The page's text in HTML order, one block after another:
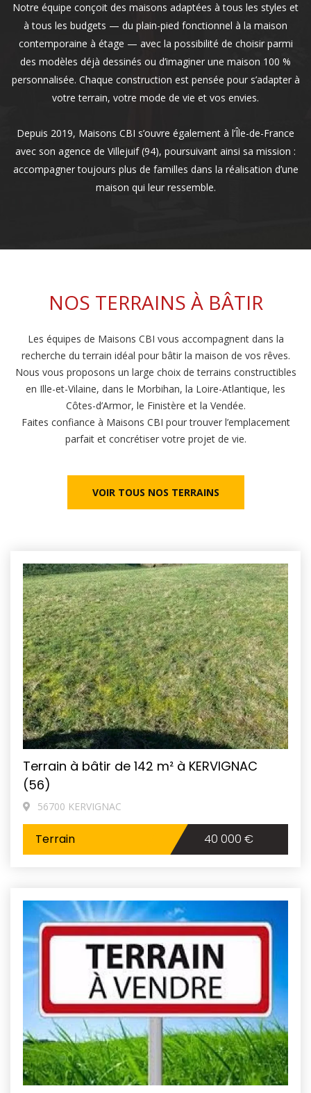
Notre équipe conçoit des maisons adaptées à tous les styles et
à tous les budgets — du plain-pied fonctionnel à la maison
contemporaine à étage — avec la possibilité de choisir parmi
des modèles déjà dessinés ou d’imaginer une maison 100 %
personnalisée. Chaque construction est pensée pour s’adapter à
votre terrain, votre mode de vie et vos envies.
Depuis 2019, Maisons CBI s’ouvre également à l’Île-de-France
avec son agence de Villejuif (94), poursuivant ainsi sa mission :
accompagner toujours plus de familles dans la réalisation d’une
maison qui leur ressemble.
NOS TERRAINS À BÂTIR
Les équipes de Maisons CBI vous accompagnent dans la
recherche du terrain idéal pour bâtir la maison de vos rêves.
Nous vous proposons un large choix de terrains constructibles
en Ille-et-Vilaine, dans le Morbihan, la Loire-Atlantique, les
Côtes-d’Armor, le Finistère et la Vendée.
Faites confiance à Maisons CBI pour trouver l’emplacement
parfait et concrétiser votre projet de vie.
VOIR TOUS NOS TERRAINS
Terrain à bâtir de 142 m² à KERVIGNAC
(56)
56700 KERVIGNAC
Terrain 40 000 €